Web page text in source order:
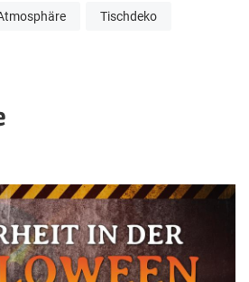
Tischdeko